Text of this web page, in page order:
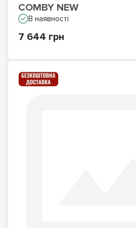
COMBY NEW
В наявності
7 644 грн